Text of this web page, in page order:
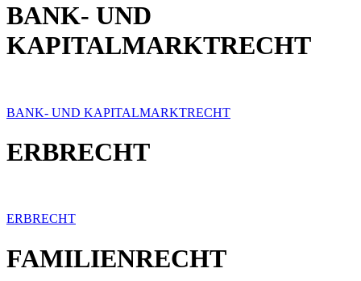
BANK- UND
KAPITALMARKTRECHT
BANK- UND KAPITALMARKTRECHT
ERBRECHT
ERBRECHT
FAMILIENRECHT